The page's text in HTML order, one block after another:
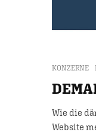
KONZERNE
Wie die
Website